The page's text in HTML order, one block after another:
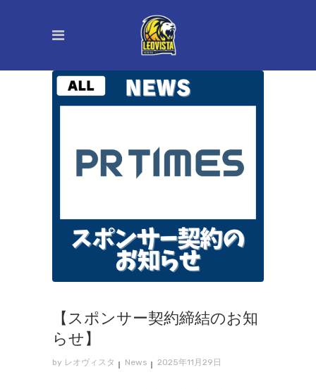
【スポンサー契約締結のお知
らせ】
by レオヴィスタ News 2025年11月29日